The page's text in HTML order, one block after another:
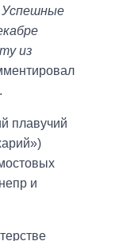
Успешные
из
плавучий
и